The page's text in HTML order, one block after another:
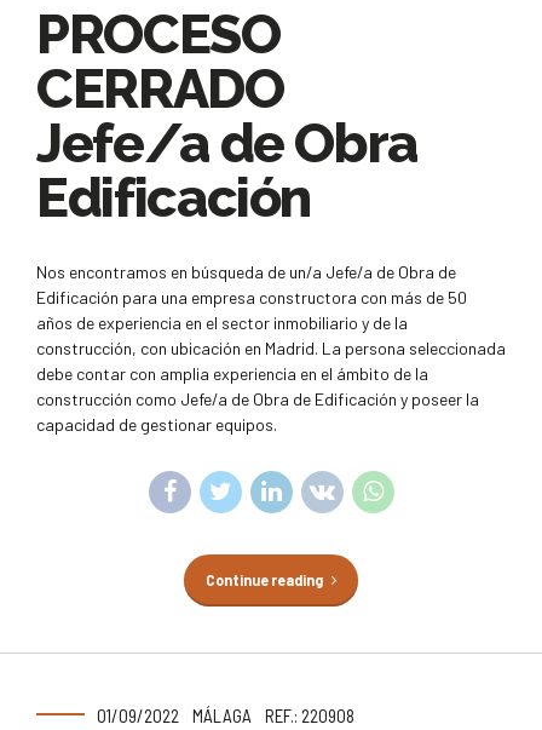
PROCESO
CERRADO
Jefe/a de Obra
Edificación
Nos encontramos en búsqueda de un/a Jefe/a de Obra de
Edificación para una empresa constructora con más de 50
años de experiencia en el sector inmobiliario y de la
construcción, con ubicación en Madrid. La persona seleccionada
debe contar con amplia experiencia en el ámbito de la
construcción como Jefe/a de Obra de Edificación y poseer la
capacidad de gestionar equipos.
Continue reading
01/09/2022 MÁLAGA REF.: 220908